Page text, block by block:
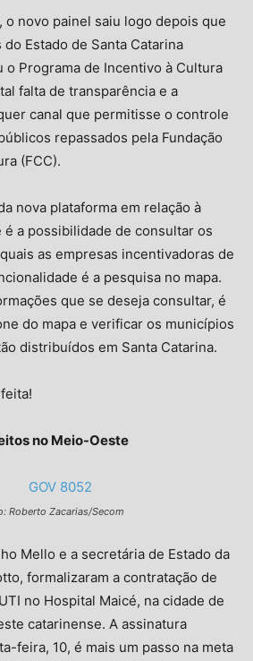
o novo painel saiu logo depois que
Estado de Santa Catarina
o Programa de Incentivo à Cultura
falta de transparência e a
canal que permitisse o controle
repassados pela Fundação
(FCC).
nova plataforma em relação à
a possibilidade de consultar os
as empresas incentivadoras de
é a pesquisa no mapa.
que se deseja consultar, é
do mapa e verificar os municípios
distribuídos em Santa Catarina.
no Meio-Oeste
Roberto Zacarias/Secom
Mello e a secretária de Estado da
formalizaram a contratação de
no Hospital Maicé, na cidade de
catarinense. A assinatura
feira, 10, é mais um passo na meta